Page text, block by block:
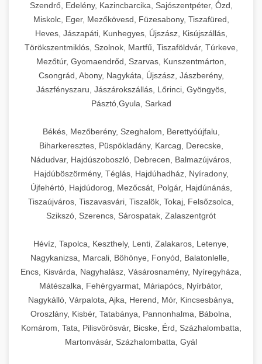
chef-iparikonyhagepek.hu
kereskedelmi sajtreszelő
Teljes körű nagykonyhai berendezések és
professzionális vendéglátóipari kellékek.
Minden, ami szükséges éttermi és catering
műveletekhez.
chef-iparikonyhagepek.hu
kereskedelmi konyhai megoldások
Szendrő, Edelény, Kazincbarcika, Sajószentpéter, Ózd,
Miskolc, Eger, Mezőkövesd, Füzesabony, Tiszafüred,
Heves, Jászapáti, Kunhegyes, Újszász, Kisújszállás,
Törökszentmiklós, Szolnok, Martfű, Tiszaföldvár, Túrkeve,
Mezőtúr, Gyomaendrőd, Szarvas, Kunszentmárton,
Csongrád, Abony, Nagykáta, Újszász, Jászberény,
Jászfényszaru, Jászárokszállás, Lőrinci, Gyöngyös,
Pásztó,Gyula, Sarkad
Békés, Mezőberény, Szeghalom, Berettyóújfalu,
Biharkeresztes, Püspökladány, Karcag, Derecske,
Nádudvar, Hajdúszoboszló, Debrecen, Balmazújváros,
Hajdúböszörmény, Téglás, Hajdúhadház, Nyíradony,
Újfehértó, Hajdúdorog, Mezőcsát, Polgár, Hajdúnánás,
Tiszaújváros, Tiszavasvári, Tiszalök, Tokaj, Felsőzsolca,
Szikszó, Szerencs, Sárospatak, Zalaszentgrót
Hévíz, Tapolca, Keszthely, Lenti, Zalakaros, Letenye,
Nagykanizsa, Marcali, Böhönye, Fonyód, Balatonlelle,
Encs, Kisvárda, Nagyhalász, Vásárosnamény, Nyíregyháza,
Mátészalka, Fehérgyarmat, Máriapócs, Nyírbátor,
Nagykálló, Várpalota, Ajka, Herend, Mór, Kincsesbánya,
Oroszlány, Kisbér, Tatabánya, Pannonhalma, Bábolna,
Komárom, Tata, Pilisvörösvár, Bicske, Érd, Százhalombatta,
Martonvásár, Százhalombatta, Gyál